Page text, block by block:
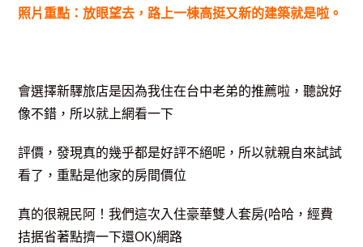
照片重點：放眼望去，路上一棟高挺又新的建築就是啦。
會選擇新驛旅店是因為我住在台中老弟的推薦啦，聽說好
像不錯，所以就上網看一下
評價，發現真的幾乎都是好評不絕呢，所以就親自來試試
看了，重點是他家的房間價位
真的很親民阿！我們這次入住豪華雙人套房(哈哈，經費
拮据省著點擠一下還OK)網路